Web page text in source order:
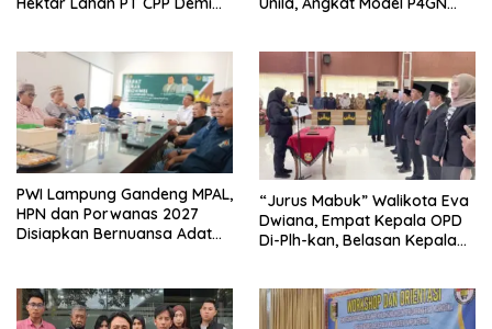
PWI Lampung Gandeng MPAL,
HPN dan Porwanas 2027
Disiapkan Bernuansa Adat
“Jurus Mabuk” Walikota Eva
Dwiana, Empat Kepala OPD
Di-Plh-kan, Belasan Kepala